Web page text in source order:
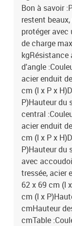
Bon à savoir
restent
protéger avec
de charge
kgRésistance
d'angle
acier enduit
cm (l x P x
P)Hauteur du
central
acier enduit
cm (l x P x
P)Hauteur du
avec
tressée, acier
62 x 69 cm (l
cm (l x
cmHauteur
cmTable